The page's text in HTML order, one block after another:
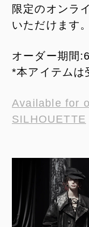
限定のオンラ
いただけます。
オーダー期間
*本アイテムは
Available for
SILHOUETTE